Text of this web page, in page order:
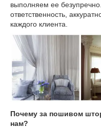
выполняем ее
ответственность,
каждого клиента.
Почему за пошивом
нам?